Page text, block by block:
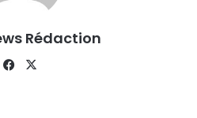
Rédaction
Facebook